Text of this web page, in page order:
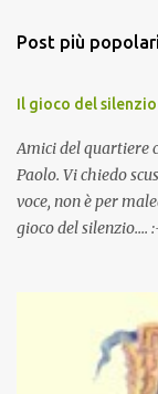
Post più popolari
Il gioco del silenzio
Amici del quartiere
Paolo. Vi chiedo
voce, non è per
gioco del silenzio....